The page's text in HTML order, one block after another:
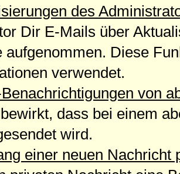
des
Dir E-Mails über
aufgenommen. Diese
verwendet.
von
bewirkt, dass bei einem
wird.
einer neuen Nachricht